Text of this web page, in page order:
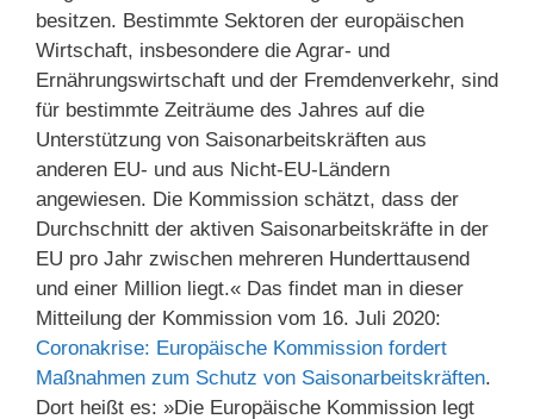
besitzen. Bestimmte Sektoren der europäischen
Wirtschaft, insbesondere die Agrar- und
Ernährungswirtschaft und der Fremdenverkehr, sind
für bestimmte Zeiträume des Jahres auf die
Unterstützung von Saisonarbeitskräften aus
anderen EU- und aus Nicht-EU-Ländern
angewiesen. Die Kommission schätzt, dass der
Durchschnitt der aktiven Saisonarbeitskräfte in der
EU pro Jahr zwischen mehreren Hunderttausend
und einer Million liegt.« Das findet man in dieser
Mitteilung der Kommission vom 16. Juli 2020:
Coronakrise: Europäische Kommission fordert
Maßnahmen zum Schutz von Saisonarbeitskräften.
Dort heißt es: »Die Europäische Kommission legt